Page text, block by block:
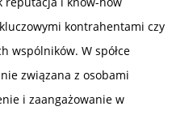
kontrahentami czy
wspólników. W spółce
związana z osobami
i zaangażowanie w